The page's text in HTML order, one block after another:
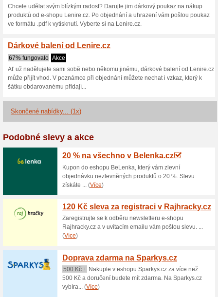
Lenire.cz
2 aktuální nabídky
Zobrazení:
Pokračovat na
Získávejte upozornění na
kupóny do tohoto obchodu.
Aktuální slevy a